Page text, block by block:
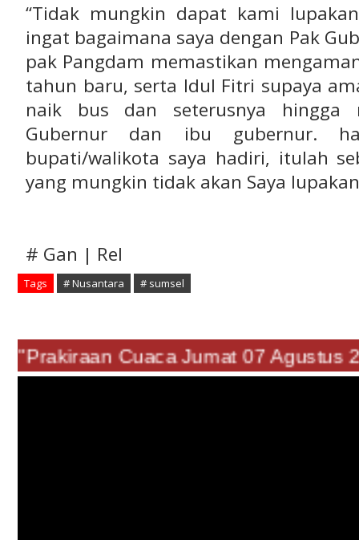
“Tidak mungkin dapat kami
ingat bagaimana saya dengan Pak
pak Pangdam memastikan
tahun baru, serta Idul Fitri supaya
naik bus dan seterusnya hingga
Gubernur dan ibu gubernur.
bupati/walikota saya hadiri, itulah
yang mungkin tidak akan Saya
# Gan | Rel
Tags # Nusantara # sumsel
"Prakiraan Cuaca